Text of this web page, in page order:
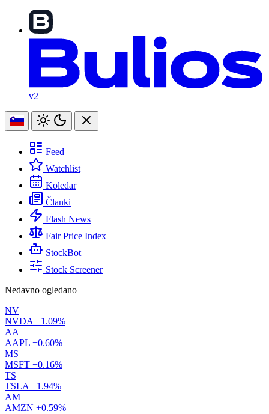
v2
Feed
Watchlist
Koledar
Članki
Flash News
Fair Price Index
StockBot
Stock Screener
Nedavno ogledano
NV
NVDA +1.09%
AA
AAPL +0.60%
MS
MSFT +0.16%
TS
TSLA +1.94%
AM
AMZN +0.59%